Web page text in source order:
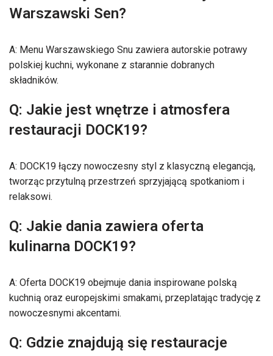
Warszawski Sen?
A: Menu Warszawskiego Snu zawiera autorskie potrawy
polskiej kuchni, wykonane z starannie dobranych
składników.
Q: Jakie jest wnętrze i atmosfera
restauracji DOCK19?
A: DOCK19 łączy nowoczesny styl z klasyczną elegancją,
tworząc przytulną przestrzeń sprzyjającą spotkaniom i
relaksowi.
Q: Jakie dania zawiera oferta
kulinarna DOCK19?
A: Oferta DOCK19 obejmuje dania inspirowane polską
kuchnią oraz europejskimi smakami, przeplatając tradycję z
nowoczesnymi akcentami.
Q: Gdzie znajdują się restauracje